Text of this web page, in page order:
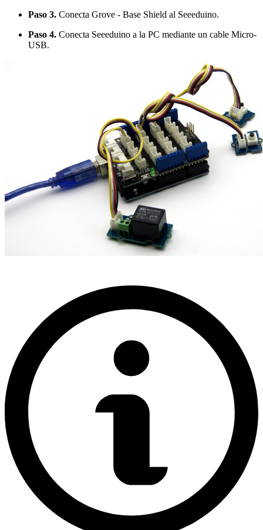
Paso 3. Conecta Grove - Base Shield al Seeeduino.
Paso 4. Conecta Seeeduino a la PC mediante un cable Micro-
USB.